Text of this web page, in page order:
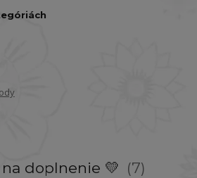
doplnenie 💛 7